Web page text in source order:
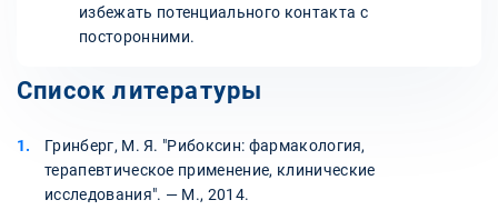
избежать потенциального контакта с
посторонними.
Список литературы
Гринберг, М. Я. "Рибоксин: фармакология,
терапевтическое применение, клинические
исследования". — М., 2014.